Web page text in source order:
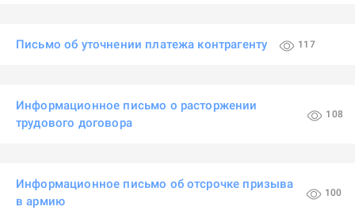
Письмо об уточнении платежа контрагенту 117
Информационное письмо о расторжении
трудового договора
108
Информационное письмо об отсрочке призыва
в армию
100